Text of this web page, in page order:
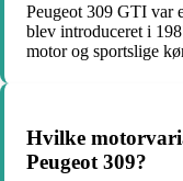
Peugeot 309 GTI var
blev introduceret i
motor og sportslige
Hvilke
Peugeot 309?